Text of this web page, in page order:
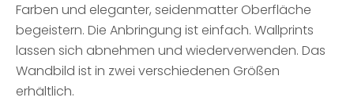
Farben und eleganter, seidenmatter Oberfläche
begeistern. Die Anbringung ist einfach. Wallprints
lassen sich abnehmen und wiederverwenden. Das
Wandbild ist in zwei verschiedenen Größen
erhältlich.